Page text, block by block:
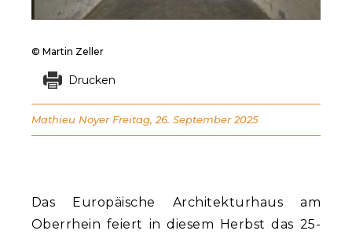
Das Europäische Architekturhaus am
Oberrhein feiert in diesem Herbst das 25-
© Martin Zeller
Drucken
Mathieu Noyer Freitag, 26. September 2025